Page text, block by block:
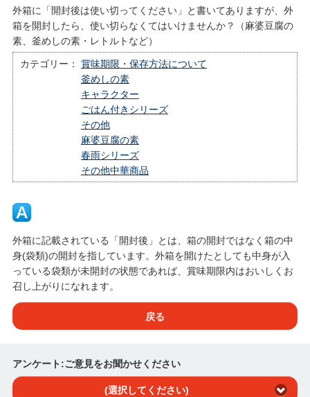
外箱に「開封後は使い切ってください」と書いてありますが、外
箱を開封したら、使い切らなくてはいけませんか？（麻婆豆腐の
素、釜めしの素・レトルトなど）
カテゴリー：
賞味期限・保存方法について
釜めしの素
キャラクター
ごはん付きシリーズ
その他
麻婆豆腐の素
春雨シリーズ
その他中華商品
外箱に記載されている「開封後」とは、箱の開封ではなく箱の中
身(袋類)の開封を指しています。外箱を開けたとしても中身が入
っている袋類が未開封の状態であれば、賞味期限内はおいしくお
召し上がりになれます。
戻る
アンケート:ご意見をお聞かせください
(選択してください)